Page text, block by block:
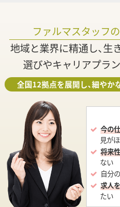
ファルマスタッフ
地域と業界に精通し、生
選びやキャリアプラ
全国12拠点を展開し、細やか
今の
見が
将来
ない
自分
求人
たい